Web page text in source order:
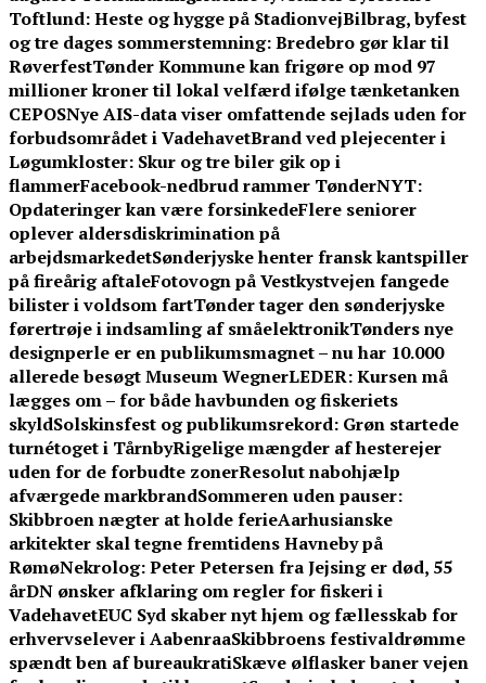
Toftlund: Heste og hygge på StadionvejBilbrag, byfest
og tre dages sommerstemning: Bredebro gør klar til
RøverfestTønder Kommune kan frigøre op mod 97
millioner kroner til lokal velfærd ifølge tænketanken
CEPOSNye AIS-data viser omfattende sejlads uden for
forbudsområdet i VadehavetBrand ved plejecenter i
Løgumkloster: Skur og tre biler gik op i
flammerFacebook-nedbrud rammer TønderNYT:
Opdateringer kan være forsinkedeFlere seniorer
oplever aldersdiskrimination på
arbejdsmarkedetSønderjyske henter fransk kantspiller
på fireårig aftaleFotovogn på Vestkystvejen fangede
bilister i voldsom fartTønder tager den sønderjyske
førertrøje i indsamling af småelektronikTønders nye
designperle er en publikumsmagnet – nu har 10.000
allerede besøgt Museum WegnerLEDER: Kursen må
lægges om – for både havbunden og fiskeriets
skyldSolskinsfest og publikumsrekord: Grøn startede
turnétoget i TårnbyRigelige mængder af hesterejer
uden for de forbudte zonerResolut nabohjælp
afværgede markbrandSommeren uden pauser:
Skibbroen nægter at holde ferieAarhusianske
arkitekter skal tegne fremtidens Havneby på
RømøNekrolog: Peter Petersen fra Jejsing er død, 55
årDN ønsker afklaring om regler for fiskeri i
VadehavetEUC Syd skaber nyt hjem og fællesskab for
erhvervselever i AabenraaSkibbroens festivaldrømme
spændt ben af bureaukratiSkæve ølflasker baner vejen